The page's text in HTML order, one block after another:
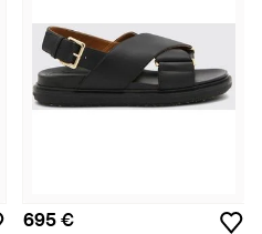
695 €